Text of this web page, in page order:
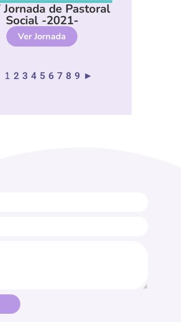
Jornada de Pastoral
Social -2021-
Ver Jornada
1 2 3 4 5 6 7 8 9 ►